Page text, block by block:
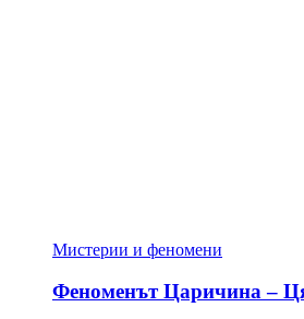
Мистерии и феномени
Феноменът Царичина –